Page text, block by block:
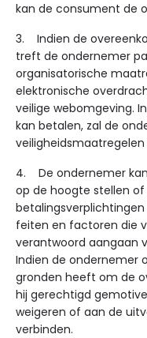
kan de consument de
3. Indien de
treft de ondernemer
organisatorische
elektronische
veilige webomgeving.
kan betalen, zal de
4. De ondernemer
op de hoogte stellen
feiten en factoren die
verantwoord aangaan
Indien de ondernemer
gronden heeft om de
hij gerechtigd
weigeren of aan de
verbinden.